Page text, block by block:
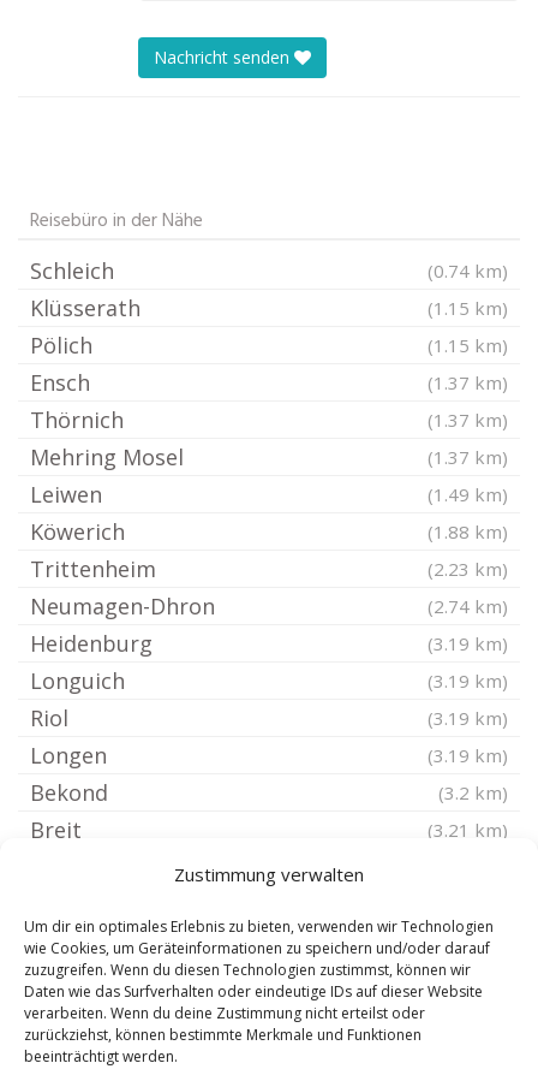
Zustimmung verwalten
Um dir ein optimales Erlebnis zu bieten, verwenden wir Technologien
wie Cookies, um Geräteinformationen zu speichern und/oder darauf
zuzugreifen. Wenn du diesen Technologien zustimmst, können wir
Daten wie das Surfverhalten oder eindeutige IDs auf dieser Website
verarbeiten. Wenn du deine Zustimmung nicht erteilst oder
zurückziehst, können bestimmte Merkmale und Funktionen
beeinträchtigt werden.
Nachricht senden
Reisebüro in der Nähe
Schleich (0.74 km)
Klüsserath (1.15 km)
Pölich (1.15 km)
Ensch (1.37 km)
Thörnich (1.37 km)
Mehring Mosel (1.37 km)
Leiwen (1.49 km)
Köwerich (1.88 km)
Trittenheim (2.23 km)
Neumagen-Dhron (2.74 km)
Heidenburg (3.19 km)
Longuich (3.19 km)
Riol (3.19 km)
Longen (3.19 km)
Bekond (3.2 km)
Breit (3.21 km)
Föhren bei Trier (4.37 km)
Schweich Mosel (4.46 km)
Schönberg bei Hermeskeil
Fell